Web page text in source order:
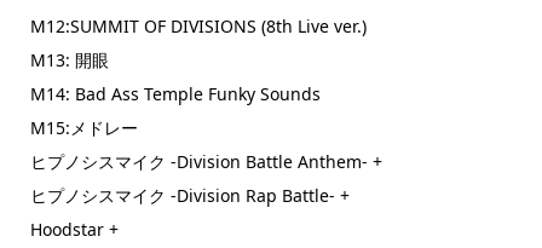
M12:SUMMIT OF DIVISIONS (8th Live ver.)
M13: 開眼
M14: Bad Ass Temple Funky Sounds
M15:メドレー
ヒプノシスマイク -Division Battle Anthem- +
ヒプノシスマイク -Division Rap Battle- +
Hoodstar +